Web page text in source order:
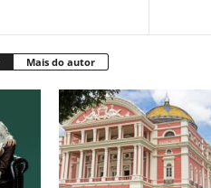
Mais do autor